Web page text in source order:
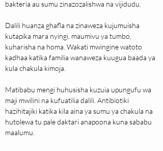
bakteria au sumu zinazozalishwa na vijidudu.
Dalili huanza ghafla na zinaweza kujumuisha
kutapika mara nyingi, maumivu ya tumbo,
kuharisha na homa. Wakati mwingine watoto
kadhaa katika familia wanaweza kuugua baada ya
kula chakula kimoja.
Matibabu mengi huhusisha kuzuia upungufu wa
maji mwilini na kufuatilia dalili. Antibiotiki
hazihitajiki katika kila aina ya sumu ya chakula na
hutolewa tu pale daktari anapoona kuna sababu
maalumu.